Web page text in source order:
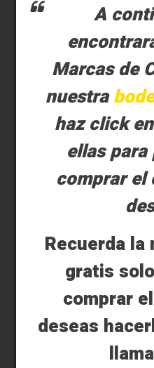
A
Marcas de
nuestra
haz click
ellas
comprar el
Recuerda la
gratis
comprar
deseas